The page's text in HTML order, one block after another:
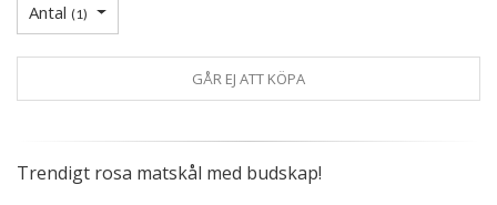
Antal (1)
GÅR EJ ATT KÖPA
Trendigt rosa matskål med budskap!